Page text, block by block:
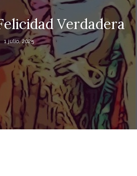
Verdadera
1 julio, 2025